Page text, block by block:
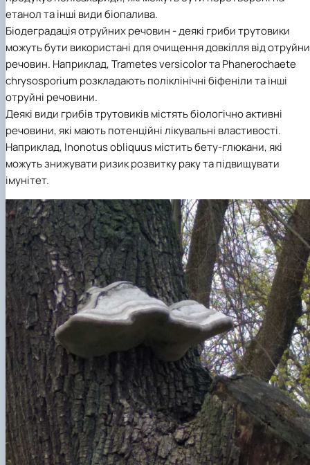
етанол та інші види біопалива.
Біодеградація отруйних речовин - деякі гриби трутовики
можуть бути використані для очищення довкілля від
речовин. Наприклад, Trametes versicolor та Phanerochaete
chrysosporium розкладають поліклінічні біфеніли та інші
отруйні речовини.
Деякі види грибів трутовиків містять біологічно активні
речовини, які мають потенційні лікувальні властивості.
Наприклад, Inonotus obliquus містить бету-глюкани, які
можуть знижувати ризик розвитку раку та підвищувати
імунітет.